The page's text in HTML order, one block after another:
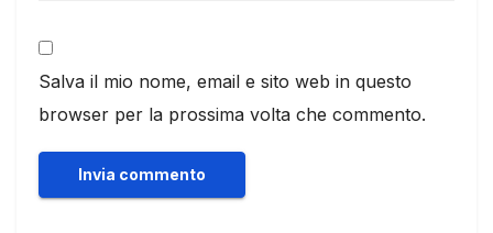
Salva il mio nome, email e sito web in questo
browser per la prossima volta che commento.